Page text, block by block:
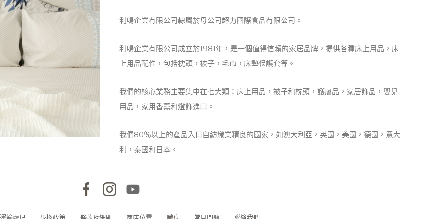
利鳴企業有限公司隸屬於母公司超力國際食品有限公司。
利鳴企業有限公司成立於1981年，是一個值得信賴的家居品牌，提供各種床上用品，床
上用品配件，包括枕頭，被子，毛巾，床墊保護套等。
我們的核心業務主要集中在七大類：床上用品，被子和枕頭，護膚品，家居飾品，嬰兒
用品，家用香薰和燈飾進口。
我們80％以上的產品入口自紡織業精良的國家，如澳大利亞，英國，美國，德國，意大
利，泰國和日本。
運輸處理 退換政策 條款及細則 商店位置 職位 常見問題 聯絡我們